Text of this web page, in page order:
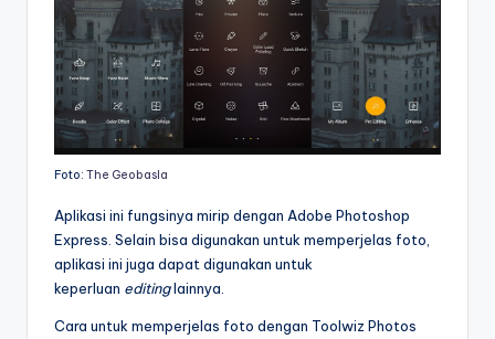
Foto: The Geobasla
Aplikasi ini fungsinya mirip dengan Adobe Photoshop
Express. Selain bisa digunakan untuk memperjelas foto,
aplikasi ini juga dapat digunakan untuk
keperluan editinglainnya.
Cara untuk memperjelas foto dengan Toolwiz Photos